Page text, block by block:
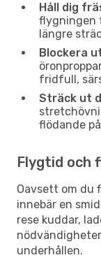
Håll dig
flygningen
längre
Blockera
fridfull,
Sträck ut
flödande
Flygtid och
Oavsett om du
innebär en
rese kuddar,
underhållen.